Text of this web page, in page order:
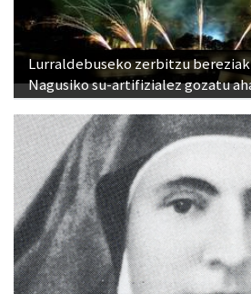
Lurraldebuseko zerbitzu
Nagusiko su-artifizialez gozatu